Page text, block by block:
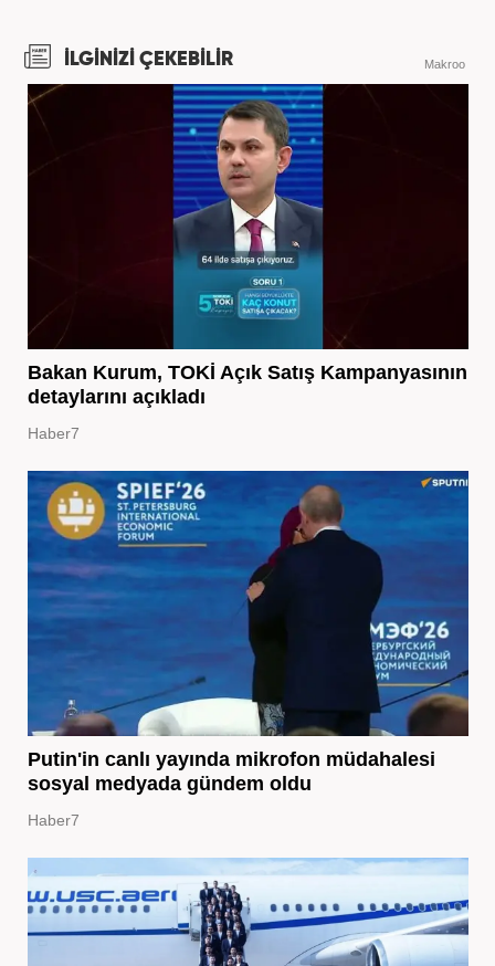
İLGİNİZİ ÇEKEBİLİR Makroo
Bakan Kurum, TOKİ Açık Satış Kampanyasının
detaylarını açıkladı
Haber7
Putin'in canlı yayında mikrofon müdahalesi
sosyal medyada gündem oldu
Haber7